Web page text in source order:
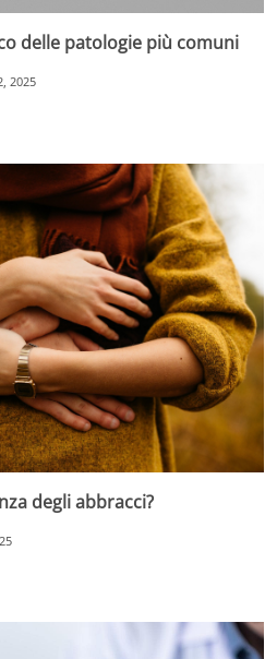
delle patologie più comuni
2025
degli abbracci?